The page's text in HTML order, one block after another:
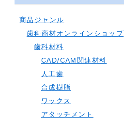
商品ジャンル
歯科商材オンラインショップ
歯科材料
CAD/CAM関連材料
人工歯
合成樹脂
ワックス
アタッチメント